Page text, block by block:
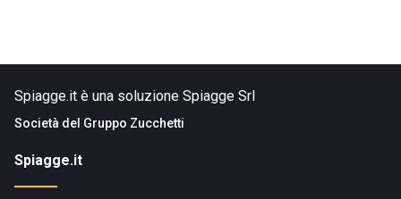
Spiagge.it è una soluzione Spiagge Srl
Società del Gruppo Zucchetti
Spiagge.it